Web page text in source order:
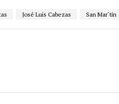
José Luis Cabezas San Mar´tín